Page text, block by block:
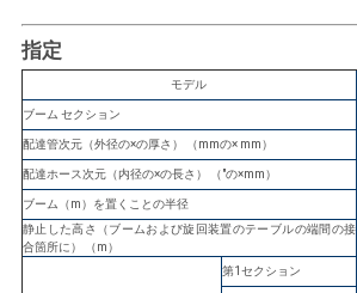
い
ニ
ュ
ー
ス
指定
モデル
ブーム セクション
配達管次元（外径の×の厚さ） （mmの× mm）
配達ホース次元（内径の×の長さ） （″の×mm）
ブーム（m）を置くことの半径
静止した高さ（ブームおよび旋回装置のテーブルの端間の接
合箇所に） （m）
第1セクション